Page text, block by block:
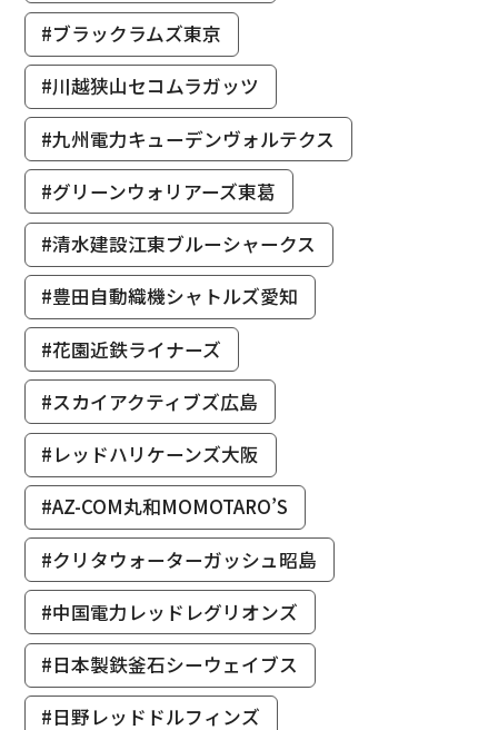
#ブラックラムズ東京
#川越狭山セコムラガッツ
#九州電力キューデンヴォルテクス
#グリーンウォリアーズ東葛
#清水建設江東ブルーシャークス
#豊田自動織機シャトルズ愛知
#花園近鉄ライナーズ
#スカイアクティブズ広島
#レッドハリケーンズ大阪
#AZ-COM丸和MOMOTARO’S
#クリタウォーターガッシュ昭島
#中国電力レッドレグリオンズ
#日本製鉄釜石シーウェイブス
#日野レッドドルフィンズ